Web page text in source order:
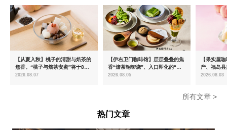
【从夏入秋】桃子的清甜与焙茶的
焦香。“桃子与焙茶安蜜”将于8月
中旬起限时发售
2026.08.07
【伊右卫门咖啡馆】层层叠叠的焦
香“焙茶铜锣烧”、入口即化的“宇
治抹茶提拉米苏”全新登场
2026.08.05
【果实屋
产、福岛
2026.08.03
所有文章 >
热门文章